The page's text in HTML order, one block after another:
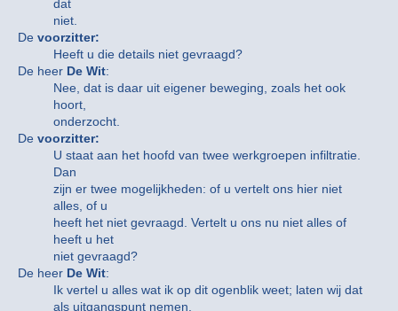
dat
niet.
De voorzitter:
Heeft u die details niet gevraagd?
De heer De Wit:
Nee, dat is daar uit eigener beweging, zoals het ook
hoort,
onderzocht.
De voorzitter:
U staat aan het hoofd van twee werkgroepen infiltratie.
Dan
zijn er twee mogelijkheden: of u vertelt ons hier niet
alles, of u
heeft het niet gevraagd. Vertelt u ons nu niet alles of
heeft u het
niet gevraagd?
De heer De Wit:
Ik vertel u alles wat ik op dit ogenblik weet; laten wij dat
als uitgangspunt nemen.